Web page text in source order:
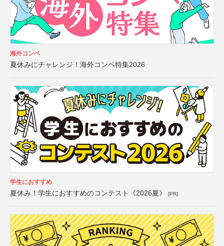
海外コンペ
夏休みにチャレンジ！海外コンペ特集2026
学生におすすめ
夏休み！学生におすすめのコンテスト《2026夏》 [PR]